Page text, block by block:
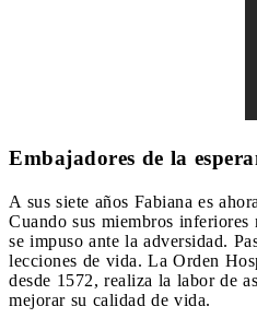
Embajadores de la
A sus siete años Fabiana es
Cuando sus miembros
se impuso ante la adversidad.
lecciones de vida. La Orden
desde 1572, realiza la labor de
mejorar su calidad de vida.